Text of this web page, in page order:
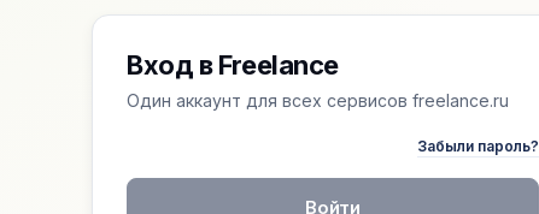
Вход в Freelance
Один аккаунт для всех сервисов freelance.ru
Забыли пароль?
Войти